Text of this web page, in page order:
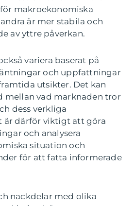
makroekonomiska
är mer stabila och
av yttre påverkan.
variera baserat på
och uppfattningar
utsikter. Det kan
mellan vad marknaden tror
dess verkliga
är därför viktigt att göra
och analysera
situation och
för att fatta informerade
nackdelar med olika